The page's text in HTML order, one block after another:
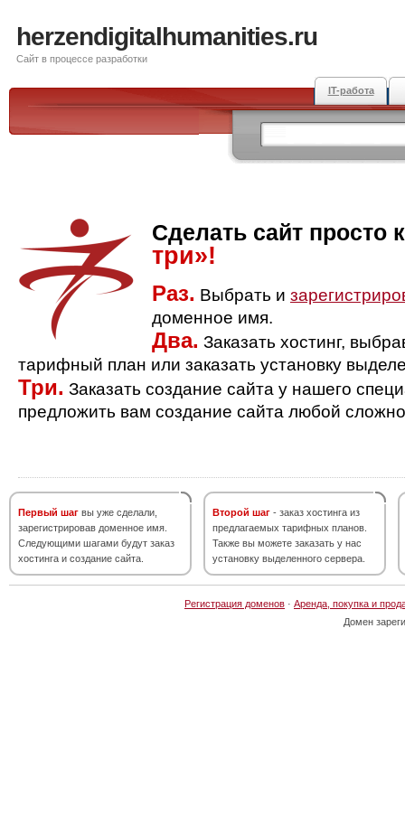
herzendigitalhumanities.ru
Сайт в процессе разработки
IT-работа
Сделать сайт просто
три»!
Раз. Выбрать и
доменное имя.
Два. Заказать хостинг,
тарифный план или заказать установку
Три. Заказать создание сайта у нашего
предложить вам создание сайта любой
Первый шаг вы уже сделали,
зарегистрировав доменное имя.
Следующими шагами будут заказ
хостинга и создание сайта.
Второй шаг - заказ хостинга из
предлагаемых тарифных планов.
Также вы можете заказать у нас
установку выделенного сервера.
Регистрация доменов · Аренда, покупка и
Домен